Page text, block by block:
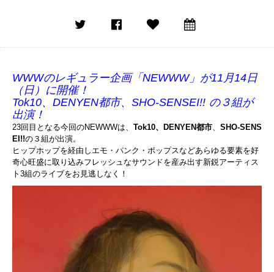
WWWのレギュラー企画「NEWWW」が11月14日
（日） に開催！
Tok10、DENYEN都市、SHO-SENSEI!! の３組が
出演！
23回目となる今回のNEWWWは、 Tok10、 DENYEN都市、 SHO-SENS
EI!!の３組が出演。
ヒップホップを経由しエモ・パンク・ ポップスなどあらゆる要素を好
奇心旺盛に取り込みフレッシュなサウンドを産み出す新鋭アーティス
ト3組のライブをお見逃しなく！